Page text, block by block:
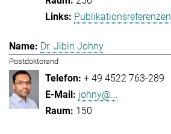
Publikationsreferenzen
Dr. Jibin Johny
Postdoktorand
+ 49 4522 763-289
johny@...
150